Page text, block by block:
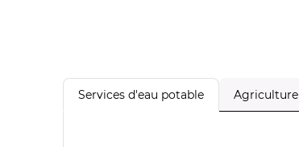
Services d'eau potable Agriculture